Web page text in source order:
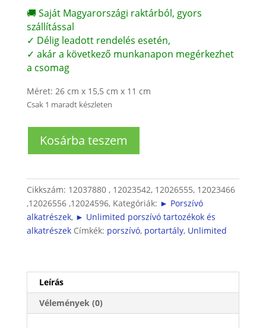
🚚 Saját Magyarországi raktárból, gyors
szállítással
✓ Délig leadott rendelés esetén,
✓ akár a következő munkanapon megérkezhet
a csomag
Méret: 26 cm x 15,5 cm x 11 cm
Csak 1 maradt készleten
Porszívó
Kosárba teszem
Cikkszám: 12037880 , 12023542, 12026555, 12023466
,12026556 ,12024596, Kategóriák: ► Porszívó
alkatrészek, ► Unlimited porszívó tartozékok és
alkatrészek Címkék: porszívó, portartály, Unlimited
Leírás
Vélemények (0)